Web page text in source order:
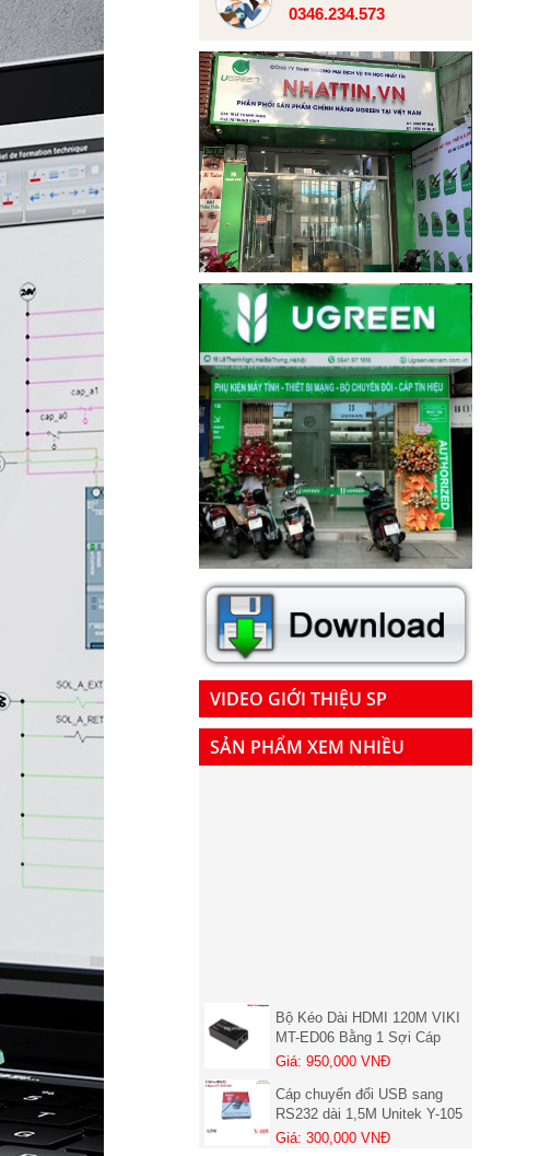
0346.234.573
VIDEO GIỚI THIỆU SP
SẢN PHẨM XEM NHIỀU
LAN Cat5, Cat6 chính hãng (
01 chiếc nhận )
Giá: 950,000 VNĐ
Cáp chuyển đổi USB sang
RS232 dài 1,5M Unitek Y-105
Chính hãng
Giá: 300,000 VNĐ
Bộ khuếch đại tín hiệu HDMI
100-120m - HDMI Extender